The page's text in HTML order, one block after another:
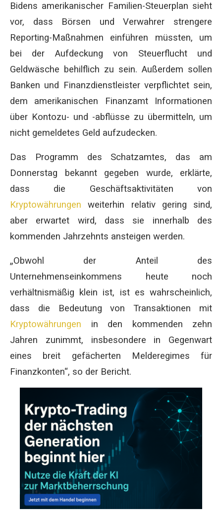
Bidens amerikanischer Familien-Steuerplan sieht
vor, dass Börsen und Verwahrer strengere
Reporting-Maßnahmen einführen müssten, um
bei der Aufdeckung von Steuerflucht und
Geldwäsche behilflich zu sein. Außerdem sollen
Banken und Finanzdienstleister verpflichtet sein,
dem amerikanischen Finanzamt Informationen
über Kontozu- und -abflüsse zu übermitteln, um
nicht gemeldetes Geld aufzudecken.
Das Programm des Schatzamtes, das am
Donnerstag bekannt gegeben wurde, erklärte,
dass die Geschäftsaktivitäten von
Kryptowährungen weiterhin relativ gering sind,
aber erwartet wird, dass sie innerhalb des
kommenden Jahrzehnts ansteigen werden.
„Obwohl der Anteil des
Unternehmenseinkommens heute noch
verhältnismäßig klein ist, ist es wahrscheinlich,
dass die Bedeutung von Transaktionen mit
Kryptowährungen in den kommenden zehn
Jahren zunimmt, insbesondere in Gegenwart
eines breit gefächerten Melderegimes für
Finanzkonten“, so der Bericht.